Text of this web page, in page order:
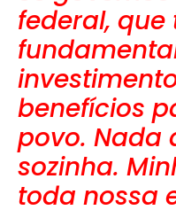
federal, que
benefícios
povo. Nada
sozinha.
toda nossa